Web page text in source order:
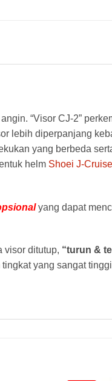
“Visor CJ-2”
lebih diperpanjang
yang berbeda
helm Shoei J-Cruise
yang dapat
visor ditutup, “turun &
yang sangat